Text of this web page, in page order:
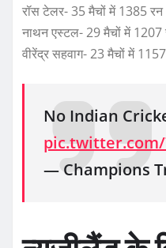
रॉस टेलर- 35 मैचों में 1385 रन
नाथन एस्टल- 29 मैचों में 1207
वीरेंद्र सहवाग- 23 मैचों में
No Indian
pic.twitter.com/
— Champions